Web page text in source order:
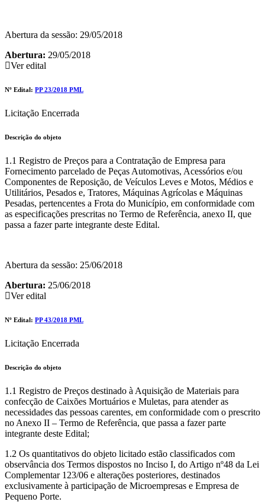
Abertura da sessão: 29/05/2018
Abertura: 29/05/2018
Ver edital
Nº Edital: PP 23/2018 PML
Licitação Encerrada
Descrição do objeto
1.1 Registro de Preços para a Contratação de Empresa para
Fornecimento parcelado de Peças Automotivas, Acessórios e/ou
Componentes de Reposição, de Veículos Leves e Motos, Médios e
Utilitários, Pesados e, Tratores, Máquinas Agrícolas e Máquinas
Pesadas, pertencentes a Frota do Município, em conformidade com
as especificações prescritas no Termo de Referência, anexo II, que
passa a fazer parte integrante deste Edital.
Abertura da sessão: 25/06/2018
Abertura: 25/06/2018
Ver edital
Nº Edital: PP 43/2018 PML
Licitação Encerrada
Descrição do objeto
1.1 Registro de Preços destinado à Aquisição de Materiais para
confecção de Caixões Mortuários e Muletas, para atender as
necessidades das pessoas carentes, em conformidade com o prescrito
no Anexo II – Termo de Referência, que passa a fazer parte
integrante deste Edital;
1.2 Os quantitativos do objeto licitado estão classificados com
observância dos Termos dispostos no Inciso I, do Artigo nº48 da Lei
Complementar 123/06 e alterações posteriores, destinados
exclusivamente à participação de Microempresas e Empresa de
Pequeno Porte.